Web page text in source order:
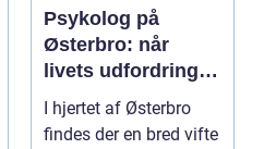
Psykolog på
Østerbro: når
livets udfordringer
kræver
professionel støtte
I hjertet af Østerbro
findes der en bred vifte